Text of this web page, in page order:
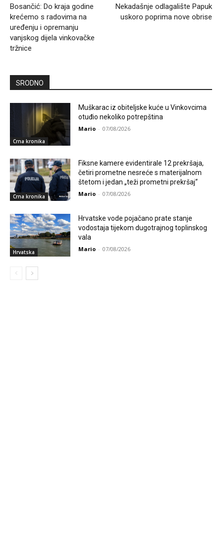
Bosančić: Do kraja godine
krećemo s radovima na
uređenju i opremanju
vanjskog dijela vinkovačke
tržnice
Nekadašnje odlagalište Papuk
uskoro poprima nove obrise
SRODNO
Crna kronika
Muškarac iz obiteljske kuće u Vinkovcima
otuđio nekoliko potrepština
Mario - 07/08/2026
Crna kronika
Fiksne kamere evidentirale 12 prekršaja,
četiri prometne nesreće s materijalnom
štetom i jedan „teži prometni prekršaj“
Mario - 07/08/2026
Hrvatska
Hrvatske vode pojačano prate stanje
vodostaja tijekom dugotrajnog toplinskog
vala
Mario - 07/08/2026